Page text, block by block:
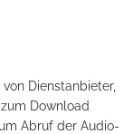
Dienstanbieter,
Download
Abruf der Audio-